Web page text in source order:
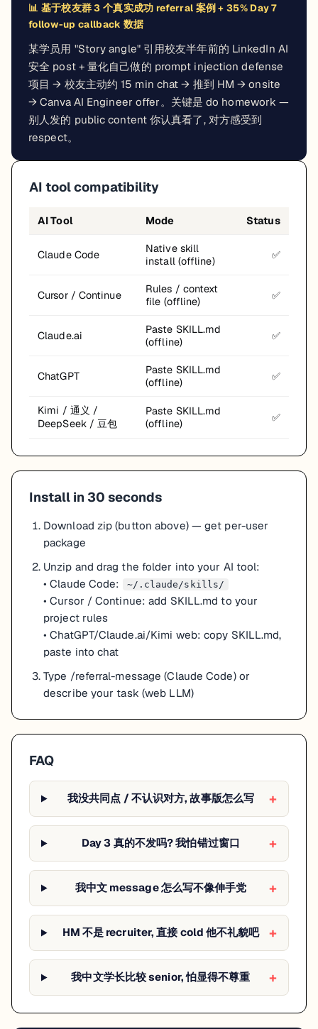
📊 基于校友群 3 个真实成功 referral 案例 + 35% Day 7
follow-up callback 数据
某学员用 "Story angle" 引用校友半年前的 LinkedIn AI
安全 post + 量化自己做的 prompt injection defense
项目 → 校友主动约 15 min chat → 推到 HM → onsite
→ Canva AI Engineer offer。关键是 do homework —
别人发的 public content 你认真看了, 对方感受到
respect。
AI tool compatibility
AI Tool Mode Status
Claude Code
Native skill
install (offline)
✅
Cursor / Continue
Rules / context
file (offline)
✅
Claude.ai
Paste SKILL.md
(offline)
✅
ChatGPT
Paste SKILL.md
(offline)
✅
Kimi / 通义 /
DeepSeek / 豆包
Paste SKILL.md
(offline)
✅
Install in 30 seconds
Download zip (button above) — get per-user
package
Unzip and drag the folder into your AI tool:
• Claude Code:
~/.claude/skills/
• Cursor / Continue: add SKILL.md to your
project rules
• ChatGPT/Claude.ai/Kimi web: copy SKILL.md,
paste into chat
Type /referral-message (Claude Code) or
describe your task (web LLM)
FAQ
我没共同点 / 不认识对方, 故事版怎么写
Day 3 真的不发吗? 我怕错过窗口
我中文 message 怎么写不像伸手党
HM 不是 recruiter, 直接 cold 他不礼貌吧
我中文学长比较 senior, 怕显得不尊重